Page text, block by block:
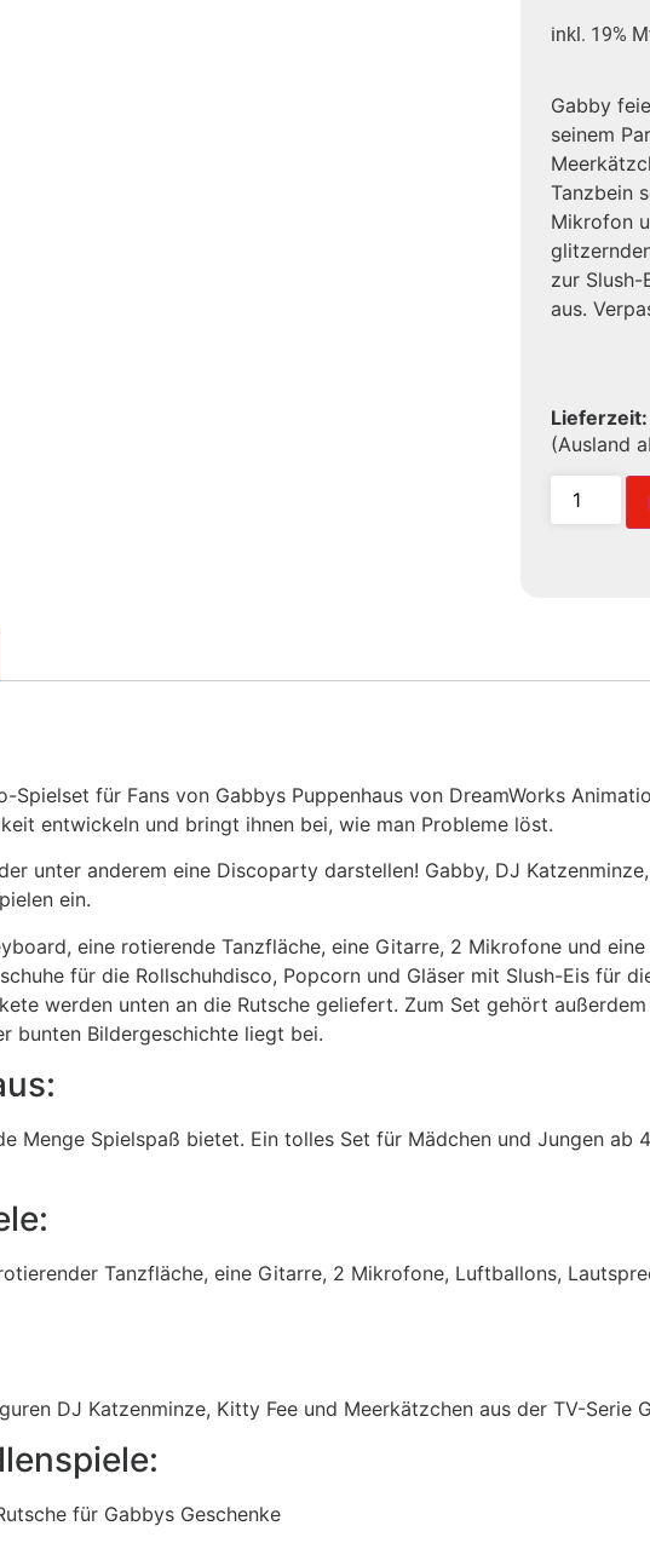
inkl. 19%
Gabby
seinem
Tanzbein
Mikrofon
zur
aus.
(Ausland
für Fans von Gabbys Puppenhaus von DreamWorks
entwickeln und bringt ihnen bei, wie man Probleme löst.
unter anderem eine Discoparty darstellen! Gabby, DJ
ein.
eine rotierende Tanzfläche, eine Gitarre, 2 Mikrofone und
für die Rollschuhdisco, Popcorn und Gläser mit Slush-Eis für
werden unten an die Rutsche geliefert. Zum Set gehört
bunten Bildergeschichte liegt bei.
Menge Spielspaß bietet. Ein tolles Set für Mädchen und Jungen ab
Tanzfläche, eine Gitarre, 2 Mikrofone, Luftballons,
DJ Katzenminze, Kitty Fee und Meerkätzchen aus der TV-Serie
für Gabbys Geschenke